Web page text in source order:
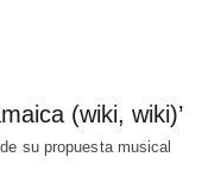
(wiki, wiki)’
su propuesta musical